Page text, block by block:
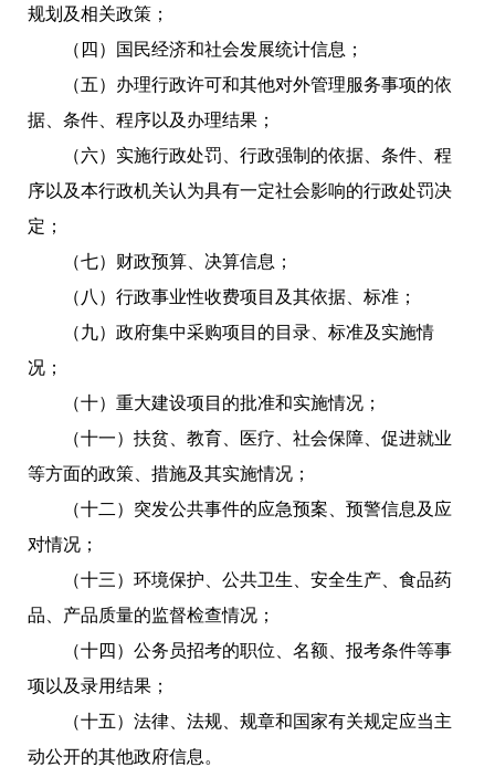
规划及相关政策；
（四）国民经济和社会发展统计信息；
（五）办理行政许可和其他对外管理服务事项的依
据、条件、程序以及办理结果；
（六）实施行政处罚、行政强制的依据、条件、程
序以及本行政机关认为具有一定社会影响的行政处罚决
定；
（七）财政预算、决算信息；
（八）行政事业性收费项目及其依据、标准；
（九）政府集中采购项目的目录、标准及实施情
况；
（十）重大建设项目的批准和实施情况；
（十一）扶贫、教育、医疗、社会保障、促进就业
等方面的政策、措施及其实施情况；
（十二）突发公共事件的应急预案、预警信息及应
对情况；
（十三）环境保护、公共卫生、安全生产、食品药
品、产品质量的监督检查情况；
（十四）公务员招考的职位、名额、报考条件等事
项以及录用结果；
（十五）法律、法规、规章和国家有关规定应当主
动公开的其他政府信息。